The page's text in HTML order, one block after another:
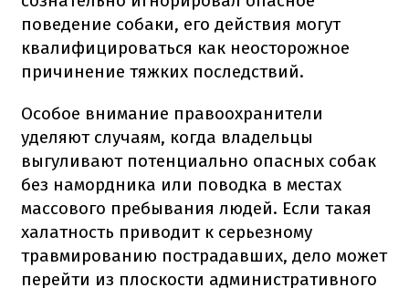
поведение собаки, его действия могут
квалифицироваться как неосторожное
причинение тяжких последствий.
Особое внимание правоохранители
уделяют случаям, когда владельцы
выгуливают потенциально опасных собак
без намордника или поводка в местах
массового пребывания людей. Если такая
халатность приводит к серьезному
травмированию пострадавших, дело может
перейти из плоскости административного